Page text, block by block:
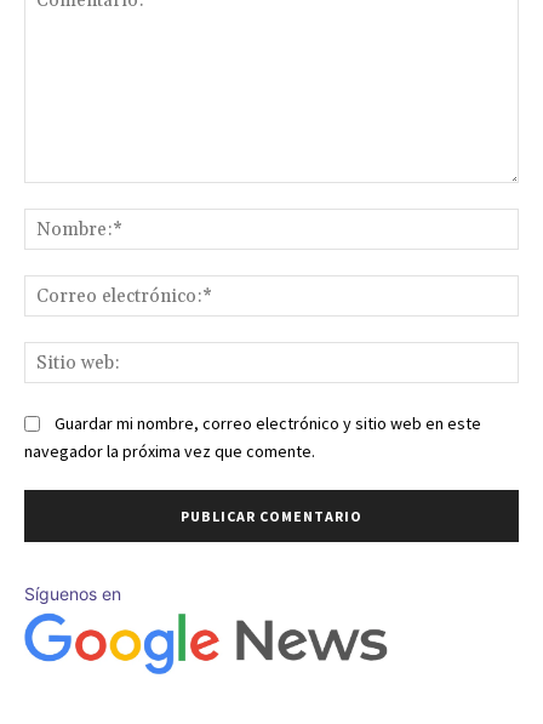
Guardar mi nombre, correo electrónico y sitio web en este
navegador la próxima vez que comente.
Síguenos en